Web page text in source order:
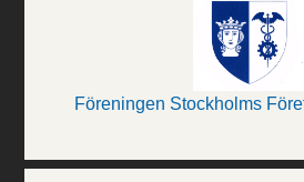
Föreningen Stockholms